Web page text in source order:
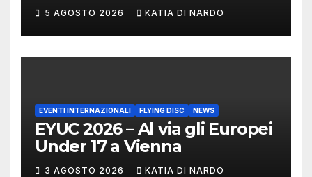
DI CASTELLO VINCONO
MARCHIGIANI ED UMBRI
5 AGOSTO 2026 KATIA DI NARDO
EVENTI INTERNAZIONALI FLYING DISC NEWS
EYUC 2026 – Al via gli Europei
Under 17 a Vienna
3 AGOSTO 2026 KATIA DI NARDO